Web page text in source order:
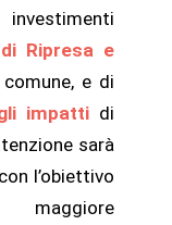
Ripresa e
e di
impatti di
sarà
l’obiettivo